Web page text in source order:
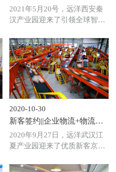
球AMR引领者极智嘉科
技 (Geek+)
2021年5月20号，远洋西安秦
汉产业园迎来了引领全球智慧
家 - 北京极智嘉科技股份有限
公司的签约入住，携手客户为
构建智慧物流新生态赋能！
2020-10-30
新客签约||企业物流+物流企
业=?
2020年9月27日，远洋武汉江
夏产业园迎来了优质新客京东
物流的携手，是“企业物